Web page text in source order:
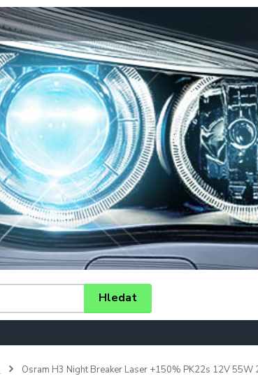
Hledat
Osram H3 Night Breaker Laser +150% PK22s 12V 55W